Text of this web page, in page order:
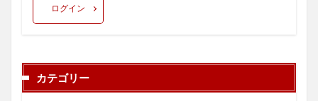
ログイン
カテゴリー